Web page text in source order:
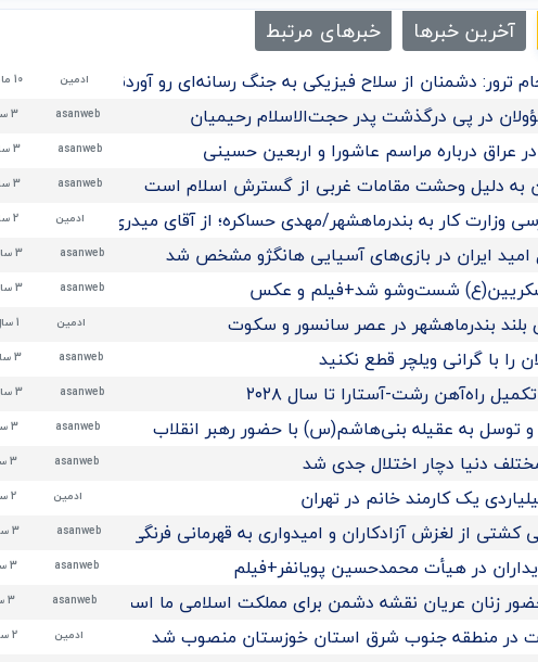
آخرین خبرها خبرهای مرتبط
ادمین 10 ماه پيش ترور: دشمنان از سلاح فیزیکی به جنگ رسانه‌ای رو آوردند/تحلیل
asanweb 3 سال پيش در پی درگذشت پدر حجت‌الاسلام رحیمیان
asanweb 3 سال پيش عراق درباره مراسم عاشورا و اربعین حسینی
asanweb 3 سال پيش به دلیل وحشت مقامات غربی از گسترش اسلام است
ادمین 2 سال پيشوزارت کار به بندرماهشهر/مهدی حساکره؛ از آقای میدری تشکر میکنم
asanweb 3 سال پيش امید ایران در بازی‌های آسیایی هانگژو مشخص شد
asanweb 3 سال پيش شست‌وشو شد+فیلم و عکس
ادمین 1 سال پيش بندرماهشهر در عصر سانسور و سکوت
asanweb 3 سال پيش را با گرانی ویلچر قطع نکنید
asanweb 3 سال پيش راه‌آهن رشت-آستارا تا سال ‌۲۰۲۸
asanweb 3 سال پيش و توسل به عقیله بنی‌هاشم(س) با حضور رهبر انقلاب
asanweb 3 سال پيش دنیا دچار اختلال جدی شد
ادمین 2 سال پيش
asanweb 3 سال پيش کشتی از لغزش آزادکاران و امیدواری به قهرمانی فرنگی‌کاران نوجوان
asanweb 3 سال پيش در هیأت محمدحسین پویانفر+فیلم
asanweb 3 سال پيش زنان عریان نقشه دشمن برای مملکت اسلامی ما است
ادمین 2 سال پيش در منطقه جنوب شرق استان خوزستان منصوب شد